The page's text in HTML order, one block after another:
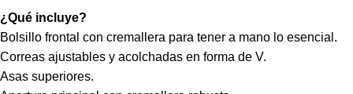
¿Qué incluye?
Bolsillo frontal con cremallera para tener a mano lo esencial.
Correas ajustables y acolchadas en forma de V.
Asas superiores.